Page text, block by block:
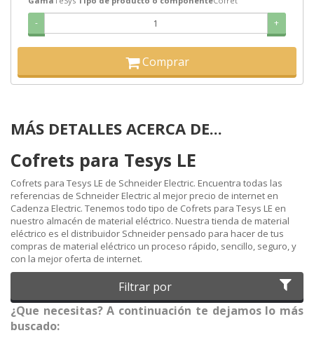
- +
Comprar
MÁS DETALLES ACERCA DE...
Cofrets para Tesys LE
Cofrets para Tesys LE de Schneider Electric. Encuentra todas las
referencias de Schneider Electric al mejor precio de internet en
Cadenza Electric. Tenemos todo tipo de Cofrets para Tesys LE en
nuestro almacén de material eléctrico. Nuestra tienda de material
eléctrico es el distribuidor Schneider pensado para hacer de tus
compras de material eléctrico un proceso rápido, sencillo, seguro, y
con la mejor oferta de internet.
Filtrar por
¿Que necesitas? A continuación te dejamos lo más
buscado: